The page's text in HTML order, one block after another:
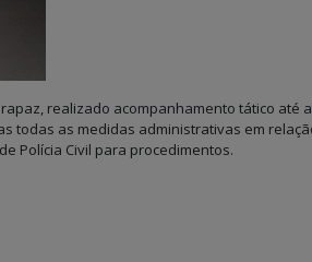
realizado acompanhamento tático até
todas as medidas administrativas em
Polícia Civil para procedimentos.